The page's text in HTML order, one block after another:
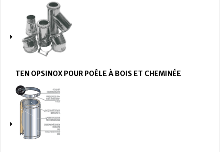
TEN OPSINOX POUR POÊLE À BOIS ET CHEMINÉE